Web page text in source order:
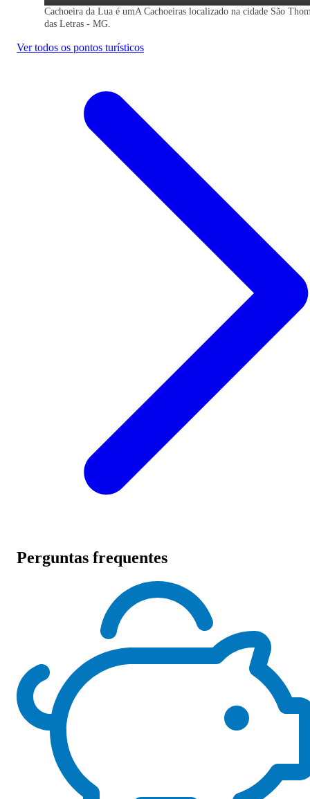
Cachoeira da Lua é umA Cachoeiras localizado na cidade São
das Letras - MG.
Ver todos os pontos turísticos
Perguntas frequentes